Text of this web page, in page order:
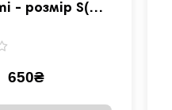
- розмір S(98-
650₴